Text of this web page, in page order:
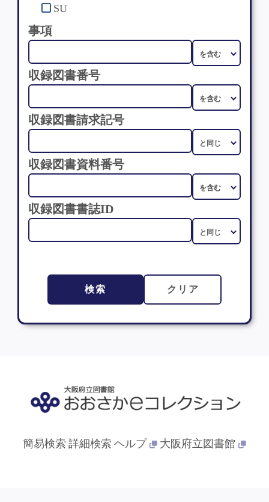
SU
事項
収録図書番号
収録図書請求記号
収録図書資料番号
収録図書書誌ID
検索 クリア
簡易検索 詳細検索 ヘルプ 大阪府立図書館